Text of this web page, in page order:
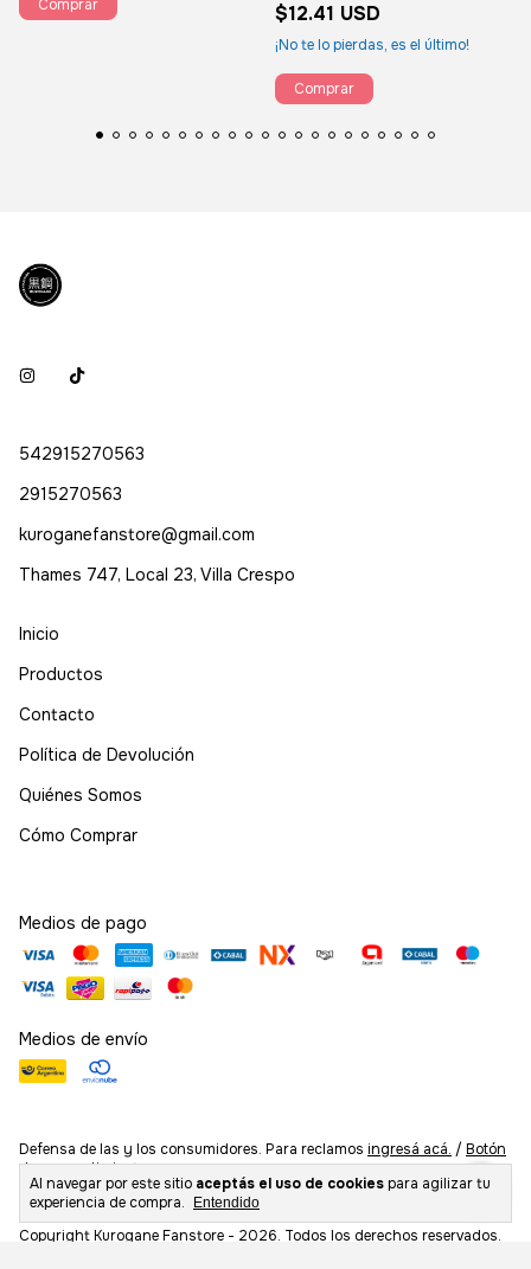
Al navegar por este sitio aceptás el uso de cookies para agilizar tu
experiencia de compra.
Entendido
$12.41 USD
¡No te lo pierdas, es el último!
542915270563
2915270563
kuroganefanstore@gmail.com
Thames 747, Local 23, Villa Crespo
Inicio
Productos
Contacto
Política de Devolución
Quiénes Somos
Cómo Comprar
Medios de pago
Medios de envío
Defensa de las y los consumidores. Para reclamos ingresá acá. / Botón
de arrepentimiento
Copyright Kurogane Fanstore - 2026. Todos los derechos reservados.